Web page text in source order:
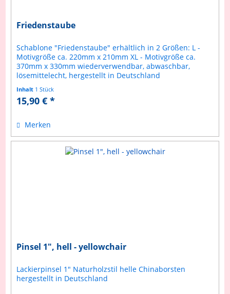
Friedenstaube
Schablone "Friedenstaube" erhältlich in 2 Größen: L -
Motivgröße ca. 220mm x 210mm XL - Motivgröße ca.
370mm x 330mm wiederverwendbar, abwaschbar,
lösemittelecht, hergestellt in Deutschland
Inhalt 1 Stück
15,90 € *
Merken
Pinsel 1", hell - yellowchair
Lackierpinsel 1" Naturholzstil helle Chinaborsten
hergestellt in Deutschland